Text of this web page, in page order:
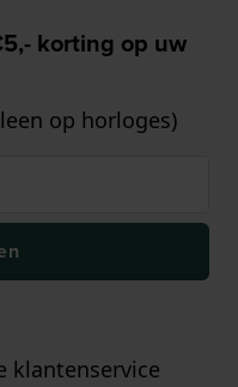
korting op uw
op horloges)
klantenservice